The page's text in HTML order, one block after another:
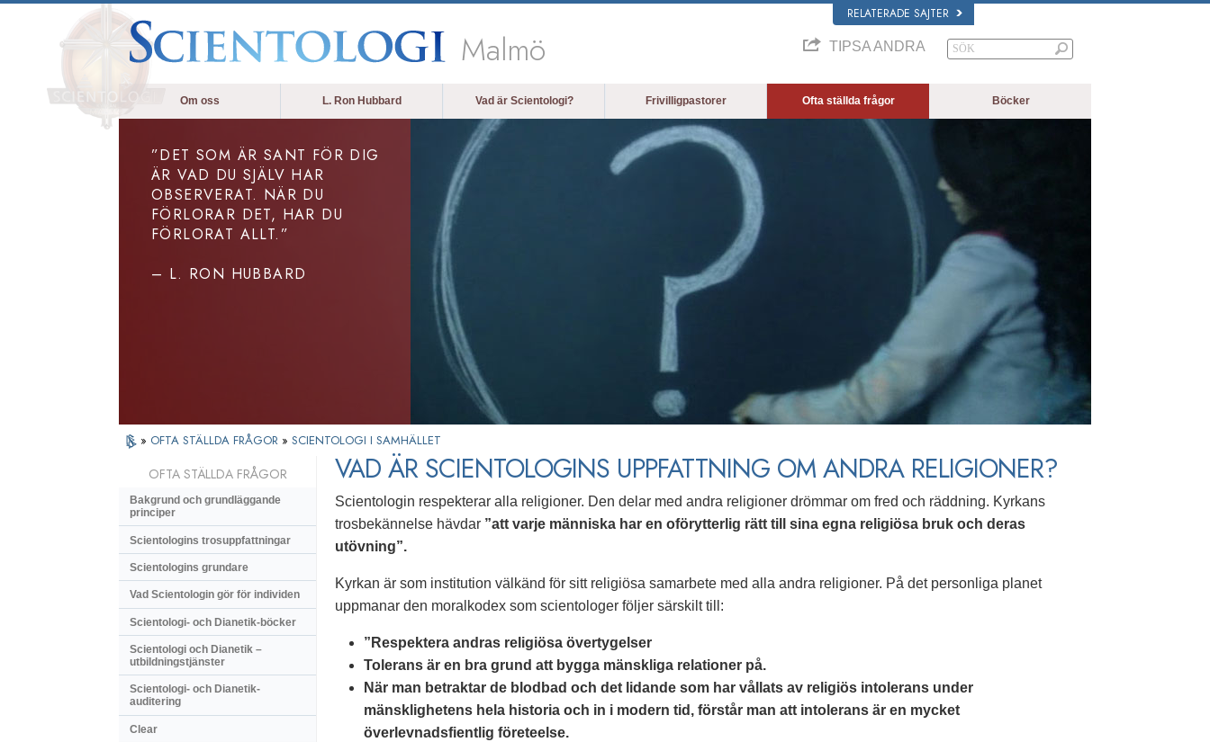
RELATERADE SAJTER
Malmö TIPSA ANDRA
Om oss L. Ron Hubbard Vad är Scientologi? Frivilligpastorer Ofta ställda frågor Böcker
”DET SOM ÄR SANT FÖR DIG
ÄR VAD DU SJÄLV HAR
OBSERVERAT. NÄR DU
FÖRLORAR DET, HAR DU
FÖRLORAT ALLT.”
– L. RON HUBBARD
» OFTA STÄLLDA FRÅGOR » SCIENTOLOGI I SAMHÄLLET
VAD ÄR SCIENTOLOGINS UPPFATTNING OM ANDRA RELIGIONER?
Scientologin respekterar alla religioner. Den delar med andra religioner drömmar om fred och räddning. Kyrkans
trosbekännelse hävdar ”att varje människa har en oförytterlig rätt till sina egna religiösa bruk och deras
utövning”.
Kyrkan är som institution välkänd för sitt religiösa samarbete med alla andra religioner. På det personliga planet
uppmanar den moralkodex som scientologer följer särskilt till:
”Respektera andras religiösa övertygelser
Tolerans är en bra grund att bygga mänskliga relationer på.
När man betraktar de blodbad och det lidande som har vållats av religiös intolerans under
mänsklighetens hela historia och in i modern tid, förstår man att intolerans är en mycket
överlevnadsfientlig företeelse.
OFTA STÄLLDA FRÅGOR
Bakgrund och grundläggande
principer
Scientologins trosuppfattningar
Scientologins grundare
Vad Scientologin gör för individen
Scientologi- och Dianetik-böcker
Scientologi och Dianetik –
utbildningstjänster
Scientologi- och Dianetik-
auditering
Clear